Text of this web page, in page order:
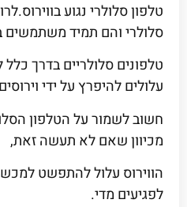
טלפון סלולרי נגוע
סלולרי והם תמיד משתמשים
טלפונים סלולריים בדרך
עלולים להיפרץ על ידי
חשוב לשמור על הטלפון
מכיוון שאם לא תעשה זאת,
הווירוס עלול להתפשט
לפגיעים מדי.